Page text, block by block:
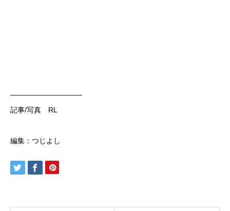
——————————
記事/写真 RL
編集：つじよし